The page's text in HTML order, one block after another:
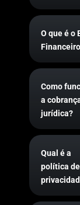
O que é o
Como
a
jurídica?
Qual é a
política de